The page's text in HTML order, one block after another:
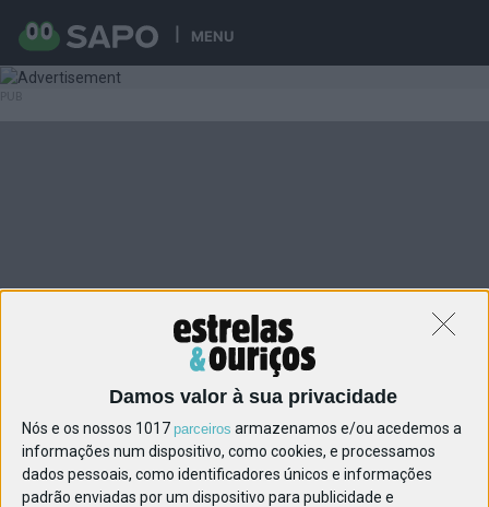
Damos valor à sua privacidade
Nós e os nossos 1017 parceiros armazenamos e/ou acedemos a
informações num dispositivo, como cookies, e processamos
dados pessoais, como identificadores únicos e informações
padrão enviadas por um dispositivo para publicidade e
MENU